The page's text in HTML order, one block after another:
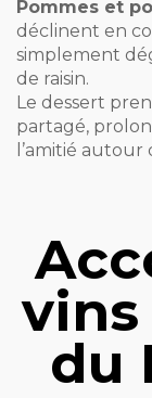
Pommes et
déclinent en
simplement
de raisin.
Le dessert
partagé,
l’amitié autour
vins
du